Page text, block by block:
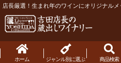
店長厳選！生まれ年のワインにオリジナル
ホーム ジャンル別に選ぶ 商品検索